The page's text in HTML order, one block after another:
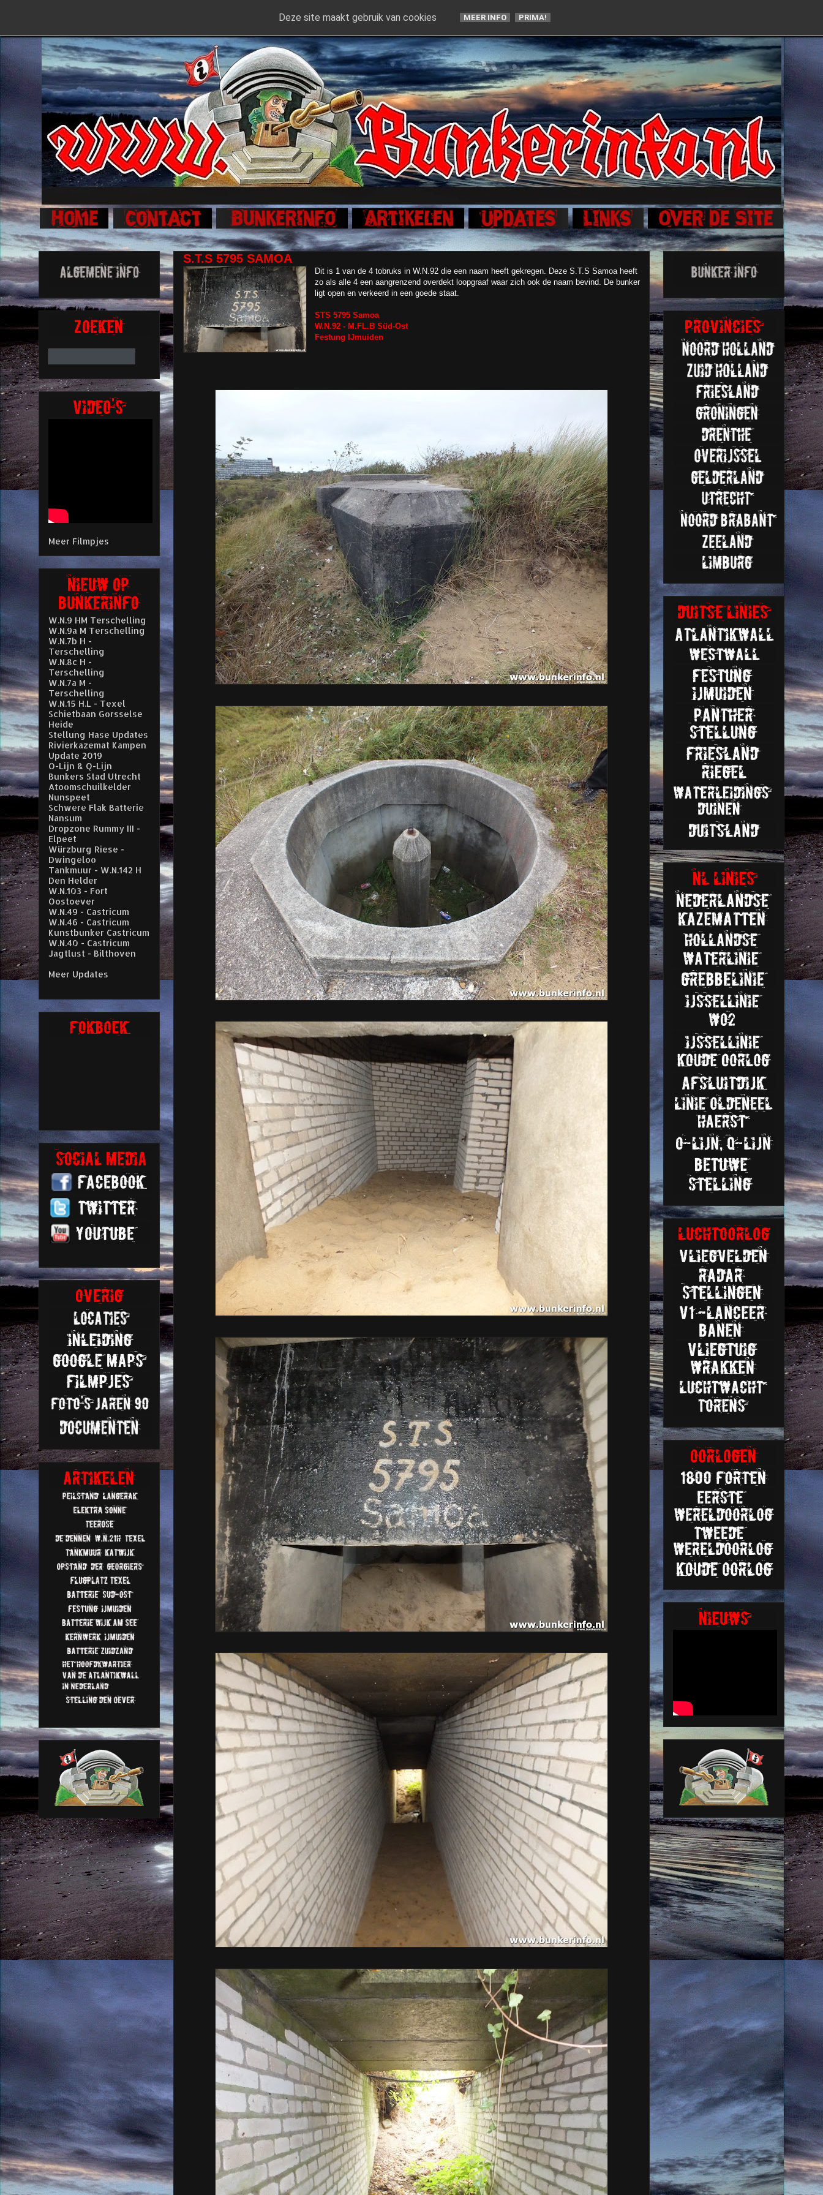
S.T.S 5795 SAMOA
Dit is 1 van de 4 tobruks in W.N.92 die een naam heeft gekregen. Deze S.T.S Samoa heeft
zo als alle 4 een aangrenzend overdekt loopgraaf waar zich ook de naam bevind. De bunker
ligt open en verkeerd in een goede staat.
STS 5795 Samoa
W.N.92 - M.FL.B Süd-Ost
Festung IJmuiden
Meer Filmpjes
W.N.9 HM Terschelling
W.N.9a M Terschelling
W.N.7b H -
Terschelling
W.N.8c H -
Terschelling
W.N.7a M -
Terschelling
W.N.15 H.L - Texel
Schietbaan Gorsselse
Heide
Stellung Hase Updates
Rivierkazemat Kampen
Update 2019
O-Lijn & Q-Lijn
Bunkers Stad Utrecht
Atoomschuilkelder
Nunspeet
Schwere Flak Batterie
Nansum
Dropzone Rummy III -
Elpeet
Würzburg Riese -
Dwingeloo
Tankmuur - W.N.142 H
Den Helder
W.N.103 - Fort
Oostoever
W.N.49 - Castricum
W.N.46 - Castricum
Kunstbunker Castricum
W.N.40 - Castricum
Jagtlust - Bilthoven
Meer Updates
Deze site maakt gebruik van cookies MEER INFO PRIMA!